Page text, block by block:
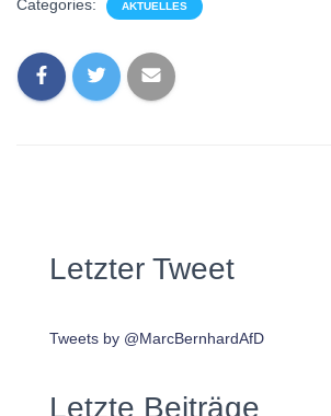
Categories: AKTUELLES
Letzter Tweet
Tweets by @MarcBernhardAfD
Letzte Beiträge